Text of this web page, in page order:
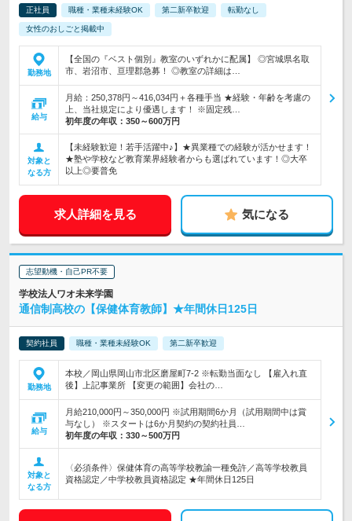
正社員 職種・業種未経験OK 第二新卒歓迎 転勤なし
女性のおしごと掲載中
勤務地
【全国の『ベスト個別』教室のいずれかに配属】 ◎宮城県名取
市、岩沼市、亘理郡急募！ ◎教室の詳細は…
給与
月給：250,378円～416,034円＋各種手当 ★経験・年齢を考慮の
上、当社規定により優遇します！ ※固定残…
初年度の年収： 350～600万円
対象と
なる方
【未経験歓迎！若手活躍中♪】★異業種での経験が活かせます！
★塾や学校など教育業界経験者からも選ばれています！◎大卒
以上◎要普免
求人詳細を見る 気になる
志望動機・自己PR不要
学校法人ワオ未来学園
通信制高校の【保健体育教師】★年間休日125日
契約社員 職種・業種未経験OK 第二新卒歓迎
勤務地
本校／岡山県岡山市北区磨屋町7-2 ※転勤当面なし 【雇入れ直
後】上記事業所 【変更の範囲】会社の…
給与
月給210,000円～350,000円 ※試用期間6か月（試用期間中は賞
与なし） ※スタートは6か月契約の契約社員…
初年度の年収： 330～500万円
対象と
なる方
〈必須条件〉保健体育の高等学校教諭一種免許／高等学校教員
資格認定／中学校教員資格認定 ★年間休日125日